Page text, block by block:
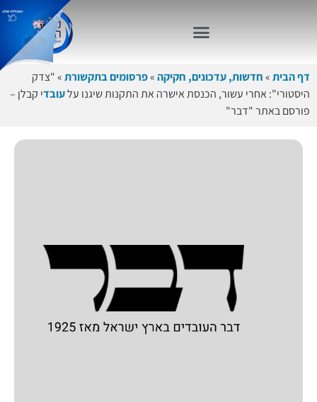
דף הבית»חדשות, עדכונים, חקיקה»פרסומים בתקשורת»"צדק
היסטורי": אחרי עשור, הכנסת אישרה את התקנות שיגנו עלעובדי קבלן –
פורסם באתר "דבר"